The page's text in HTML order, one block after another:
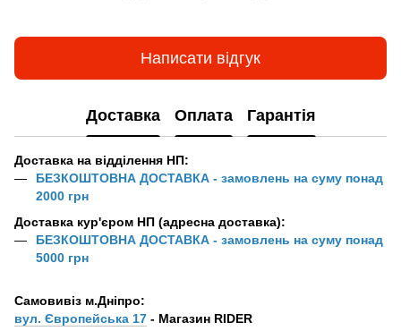
Написати відгук
Доставка Оплата Гарантія
Доставка на відділення НП:
БЕЗКОШТОВНА ДОСТАВКА - замовлень на суму понад
2000 грн
Доставка кур'єром НП (адресна доставка):
БЕЗКОШТОВНА ДОСТАВКА - замовлень на суму понад
5000 грн
Самовивіз м.Дніпро:
вул. Європейська 17 - Магазин RIDER